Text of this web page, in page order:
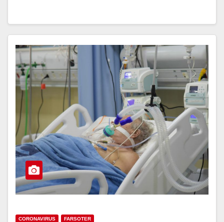
CORONAVIRUS FARSOTER